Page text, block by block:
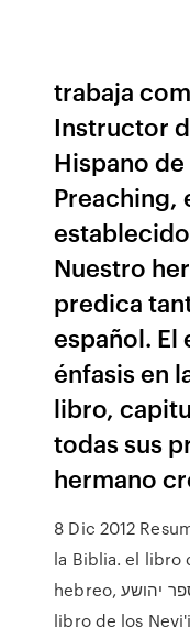
trabaja
Instructor
Hispano
Preaching,
Nuestro
predica
español. El
énfasis en
libro,
todas sus
hermano
8 Dic 2012
la Biblia. el libro
hebreo, ספר יהושע‎, Sefer Yehoshúa) es el primer
libro de los